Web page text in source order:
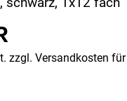
zzgl. Versandkosten für